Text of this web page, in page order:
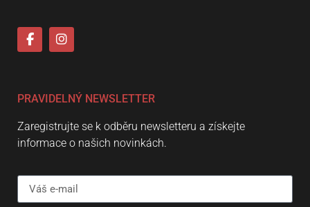
PRAVIDELNÝ NEWSLETTER
Zaregistrujte se k odběru newsletteru a získejte
informace o našich novinkách.